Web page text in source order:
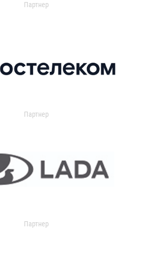
Партнер
Партнер
Партнер